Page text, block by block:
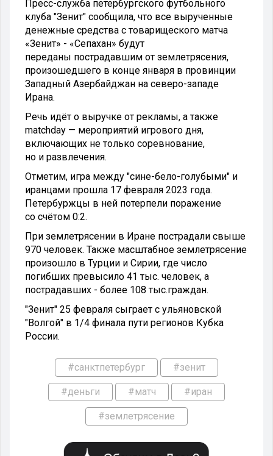
Пресс-служба петербургского футбольного
клуба "Зенит" сообщила, что все вырученные
денежные средства с товарищеского матча
«Зенит» - «Сепахан» будут
переданы пострадавшим от землетрясения,
произошедшего в конце января в провинции
Западный Азербайджан на северо-западе
Ирана.
Речь идёт о выручке от рекламы, а также
matchday — мероприятий игрового дня,
включающих не только соревнование,
но и развлечения.
Отметим, игра между "сине-бело-голубыми" и
иранцами прошла 17 февраля 2023 года.
Петербуржцы в ней потерпели поражение
со счётом 0:2.
При землетрясении в Иране пострадали свыше
970 человек. Также масштабное землетрясение
произошло в Турции и Сирии, где число
погибших превысило 41 тыс. человек, а
пострадавших - более 108 тыс.граждан.
"Зенит" 25 февраля сыграет с ульяновской
"Волгой" в 1/4 финала пути регионов Кубка
России.
#санктпетербург #зенит
#деньги #матч #иран
#землетрясение